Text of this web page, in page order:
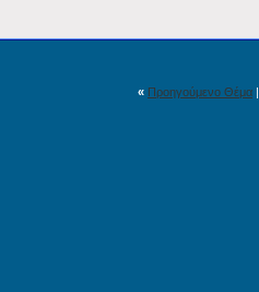
« Προηγούμενο Θέμα |